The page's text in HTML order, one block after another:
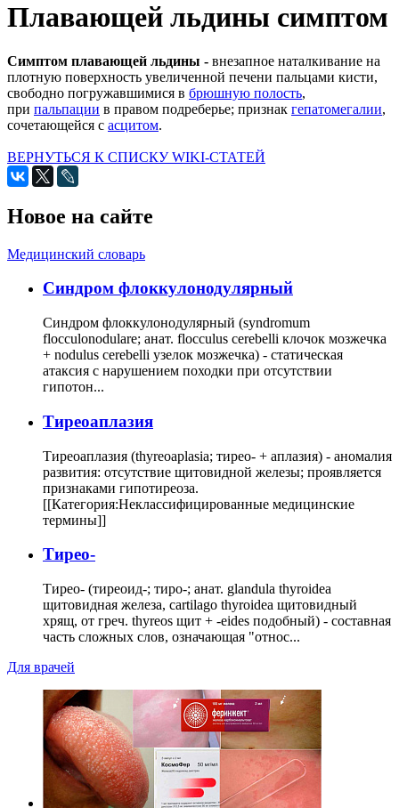
Плавающей льдины симптом
Симптом плавающей льдины - внезапное наталкивание на
плотную поверхность увеличенной печени пальцами кисти,
свободно погружавшимися в брюшную полость,
при пальпации в правом подреберье; признак гепатомегалии,
сочетающейся с асцитом.
ВЕРНУТЬСЯ К СПИСКУ WIKI-СТАТЕЙ
Новое на сайте
Медицинский словарь
Cиндром флоккулонодулярный
Синдром флоккулонодулярный (syndromum
flocculonodulare; анат. flocculus cerebelli клочок мозжечка
+ nodulus cerebelli узелок мозжечка) - статическая
атаксия с нарушением походки при отсутствии
гипотон...
Тиреоаплазия
Тиреоаплазия (thyreoaplasia; тирео- + аплазия) - аномалия
развития: отсутствие щитовидной железы; проявляется
признаками гипотиреоза.
[[Категория:Неклассифицированные медицинские
термины]]
Тирео-
Тирео- (тиреоид-; тиро-; анат. glandula thyroidea
щитовидная железа, cartilago thyroidea щитовидный
хрящ, от греч. thyreos щит + -eides подобный) - составная
часть сложных слов, означающая "относ...
Для врачей